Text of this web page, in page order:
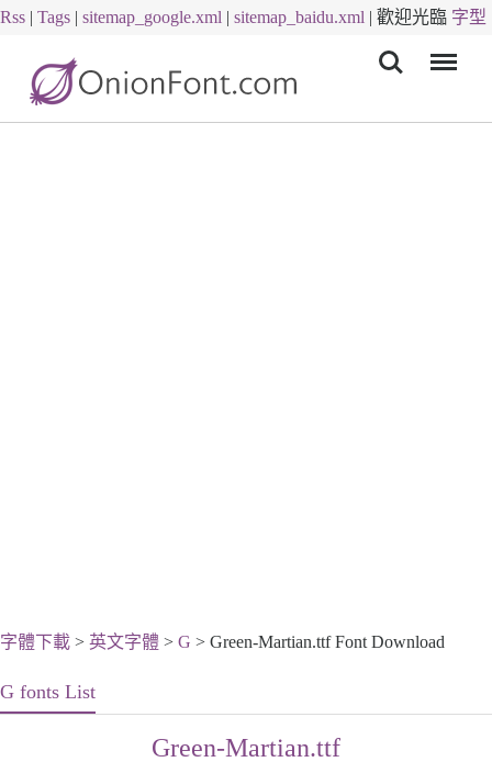
Rss | Tags | sitemap_google.xml | sitemap_baidu.xml | 歡迎光臨 字型
字體下載 > 英文字體 > G > Green-Martian.ttf Font Download
G fonts List
Green-Martian.ttf